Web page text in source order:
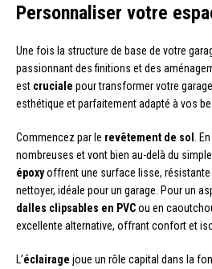
Personnaliser votre
Une fois la structure de base de votre
passionnant des finitions et des
est cruciale pour transformer votre
esthétique et parfaitement adapté à vos
Commencez par le revêtement de sol
.
nombreuses et vont bien au-delà du
époxyoffrent une surface lisse, résistante
nettoyer, idéale pour un garage. Pour un
dalles clipsables en PVCou en
excellente alternative, offrant confort et
L’éclairage joue un rôle capital dans la